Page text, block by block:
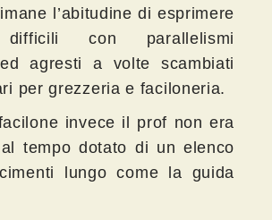
l’abitudine di esprimere
difficili con parallelismi
agresti a volte scambiati
per grezzeria e faciloneria.
invece il prof non era
tempo dotato di un elenco
lungo come la guida